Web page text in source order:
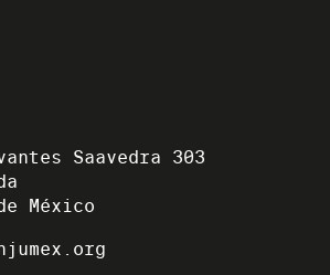
Saavedra 303
México